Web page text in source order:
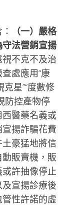
（一）嚴格
法營銷宣揚
不克不及治
處應用“康
克星”“度數修
防控產物停
醫藥名義或
揚詐騙花費
豪猛地將信
販賣機，販
許抽像停止
宣揚診療後
性許諾的虛